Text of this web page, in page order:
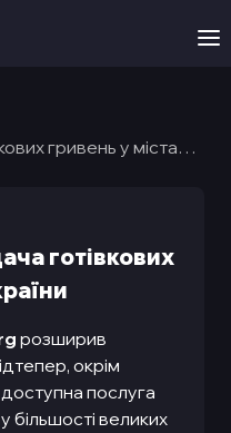
гривень у містах
готівкових
розширив
окрім
послуга
більшості великих